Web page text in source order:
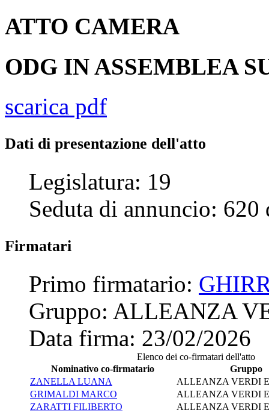
ATTO CAMERA
ODG IN ASSEMBLEA
scarica pdf
Dati di presentazione dell'atto
Legislatura: 19
Seduta di annuncio: 620
Firmatari
Primo firmatario:
Gruppo: ALLEANZA
Data firma: 23/02/2026
Elenco dei co-firmatari dell'atto
Nominativo co-firmatario
Gruppo
ZANELLA LUANA
ALLEANZA VERDI
GRIMALDI MARCO
ALLEANZA VERDI
ZARATTI FILIBERTO
ALLEANZA VERDI